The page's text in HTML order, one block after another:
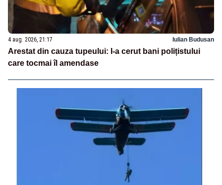
4 aug. 2026, 21:17 Iulian Budusan
Arestat din cauza tupeului: I-a cerut bani polițistului
care tocmai îl amendase